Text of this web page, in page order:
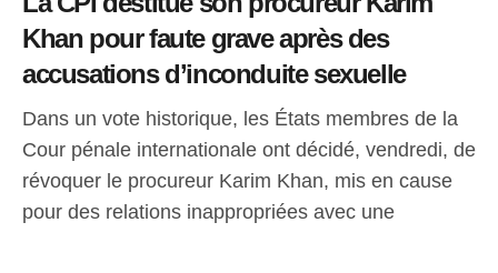
Khan pour faute grave après des
accusations d’inconduite sexuelle
Dans un vote historique, les États membres de la
Cour pénale internationale ont décidé, vendredi, de
révoquer le procureur Karim Khan, mis en cause
pour des relations inappropriées avec une